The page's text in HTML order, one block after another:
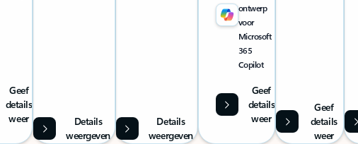
Geef
details
weer
ontwerp
voor
Microsoft
365
Copilot
Geef
details
weer
Details
weergeven
Details
weergeven
Geef
details
weer